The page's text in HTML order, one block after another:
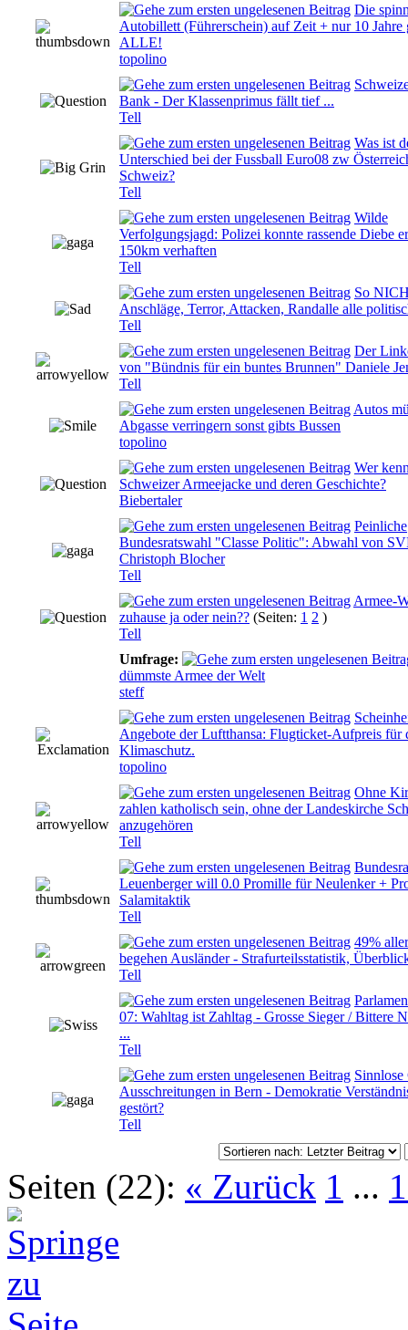
Die
Autobillett (Führerschein) auf Zeit + nur 10
ALLE!
topolino
0 Bewertung(en) - 0 von 5 durchschnittlich
Bank - Der Klassenprimus fällt tief ...
Tell
0 Bewertung(en) - 0 von 5 durchschnittlich
Was ist
Unterschied bei der Fussball Euro08 zw
Schweiz?
Tell
0 Bewertung(en) - 0 von 5 durchschnittlich
Wilde
Verfolgungsjagd: Polizei konnte rassende Diebe
150km verhaften
Tell
0 Bewertung(en) - 0 von 5 durchschnittlich
So
Anschläge, Terror, Attacken, Randalle alle
Tell
0 Bewertung(en) - 0 von 5 durchschnittlich
Der
von "Bündnis für ein buntes Brunnen" Daniele
Tell
0 Bewertung(en) - 0 von 5 durchschnittlich
Autos
Abgasse verringern sonst gibts Bussen
topolino
0 Bewertung(en) - 0 von 5 durchschnittlich
Wer
Schweizer Armeejacke und deren Geschichte?
Biebertaler
0 Bewertung(en) - 0 von 5 durchschnittlich
Peinliche
Bundesratswahl "Classe Politic": Abwahl von
Christoph Blocher
Tell
0 Bewertung(en) - 0 von 5 durchschnittlich
Armee-
zuhause ja oder nein?? (Seiten: 1 2 )
Tell
0 Bewertung(en) - 0 von 5 durchschnittlich
Umfrage:
dümmste Armee der Welt
steff
0 Bewertung(en) - 0 von 5 durchschnittlich
Angebote der Luftthansa: Flugticket-Aufpreis für
Klimaschutz.
topolino
0 Bewertung(en) - 0 von 5 durchschnittlich
Ohne
zahlen katholisch sein, ohne der Landeskirche
anzugehören
Tell
0 Bewertung(en) - 0 von 5 durchschnittlich
Leuenberger will 0.0 Promille für Neulenker +
Salamitaktik
Tell
0 Bewertung(en) - 0 von 5 durchschnittlich
49%
begehen Ausländer - Strafurteilsstatistik,
Tell
0 Bewertung(en) - 0 von 5 durchschnittlich
07: Wahltag ist Zahltag - Grosse Sieger / Bittere
...
Tell
0 Bewertung(en) - 0 von 5 durchschnittlich
Ausschreitungen in Bern - Demokratie
gestört?
Tell
0 Bewertung(en) - 0 von 5 durchschnittlich
Seiten (22): « Zurück 1 ...